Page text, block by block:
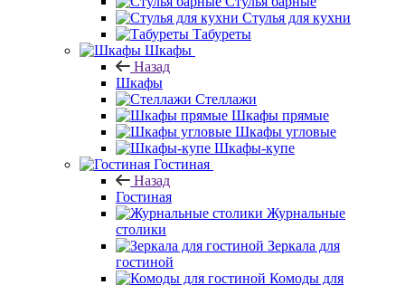
Стулья для кухни
Табуреты
Шкафы
Назад
Шкафы
Стеллажи
Шкафы прямые
Шкафы угловые
Шкафы-купе
Гостиная
Назад
Гостиная
Журнальные
столики
Зеркала для
гостиной
Комоды для